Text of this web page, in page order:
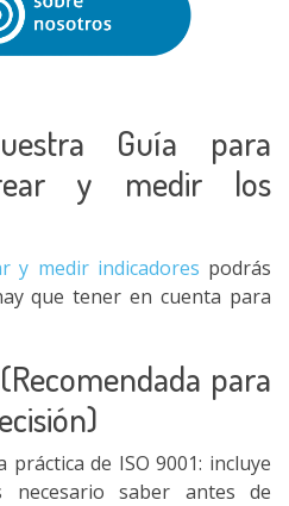
Guía para
y medir los
y medir indicadores podrás
que tener en cuenta para
para
práctica de ISO 9001: incluye
saber antes de